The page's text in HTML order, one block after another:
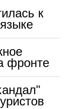
к
фронте